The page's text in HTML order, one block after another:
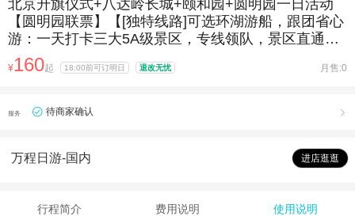
北京升旗仪式+八达岭长城+颐和园+圆明园一日活动
【圆明园联票】【[独特线路]可选环湖游船，跟团省心
游：一天打卡三大5A级景区，专线领队，景区直通
车，全新空调旅游车】
¥160起 18:00前可订明日 退改无忧 月售:0
服务 待商家确认 
万程日游-国内 进店逛逛
行程简介 费用说明 使用说明